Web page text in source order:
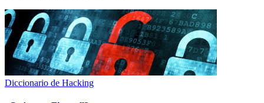
Diccionario de Hacking